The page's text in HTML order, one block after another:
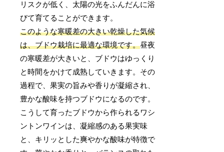
リスクが低く、太陽の光をふんだんに浴
びて育てることができます。
このような寒暖差の大きい乾燥した気候
は、ブドウ栽培に最適な環境です。昼夜
の寒暖差が大きいと、ブドウはゆっくり
と時間をかけて成熟していきます。その
過程で、果実の旨みや香りが凝縮され、
豊かな酸味を持つブドウになるのです。
こうして育ったブドウから作られるワシ
ントンワインは、凝縮感のある果実味
と、キリッとした爽やかな酸味が特徴で